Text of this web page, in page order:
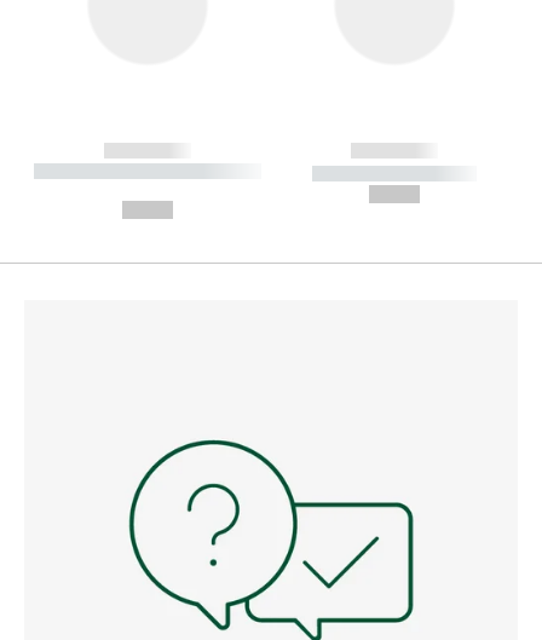
------------
----------- ----------- --------
------------
----------- -----------